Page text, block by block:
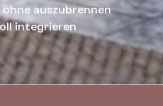
auszubrennen
integrieren